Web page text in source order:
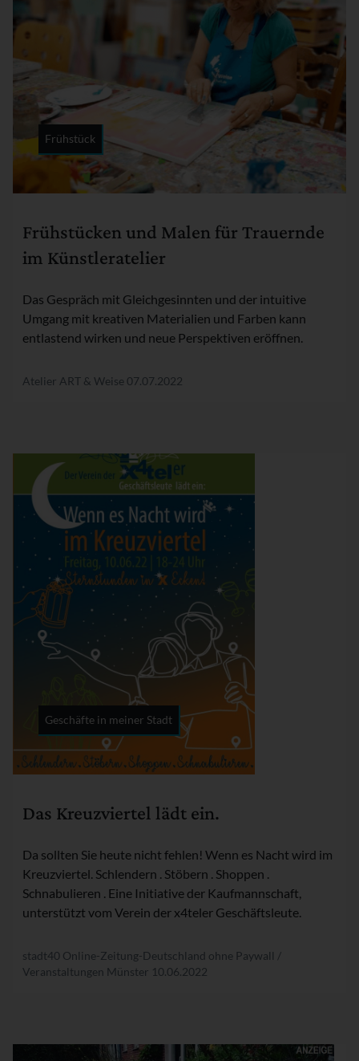
Frühstücken und Malen für Trauernde
im Künstleratelier
Das Gespräch mit Gleichgesinnten und der intuitive
Umgang mit kreativen Materialien und Farben kann
entlastend wirken und neue Perspektiven eröffnen.
Frühstück
Atelier ART & Weise 07.07.2022
Das Kreuzviertel lädt ein.
Da sollten Sie heute nicht fehlen! Wenn es Nacht wird im
Kreuzviertel. Schlendern . Stöbern . Shoppen .
Schnabulieren . Eine Initiative der Kaufmannschaft,
unterstützt vom Verein der x4teler Geschäftsleute.
Geschäfte in meiner Stadt
stadt40 Online-Zeitung-Deutschland ohne Paywall /
Veranstaltungen Münster 10.06.2022